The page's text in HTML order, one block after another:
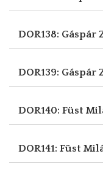
DOR138: Gáspár
DOR139: Gáspár
DOR140: Füst
DOR141: Füst